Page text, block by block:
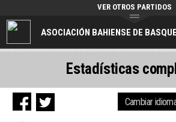
ASOCIACIÓN BAHIENSE DE
VER OTROS PARTIDOS
Estadísticas